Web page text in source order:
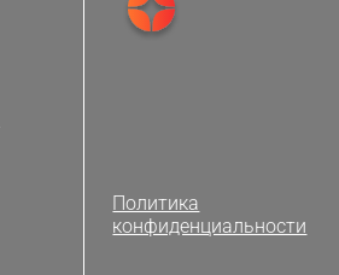
Политика
конфиденциальности